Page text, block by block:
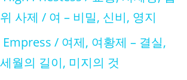
사제 / 여 – 비밀, 신비, 영지
Empress / 여제, 여황제 – 결실,
월의 길이, 미지의 것